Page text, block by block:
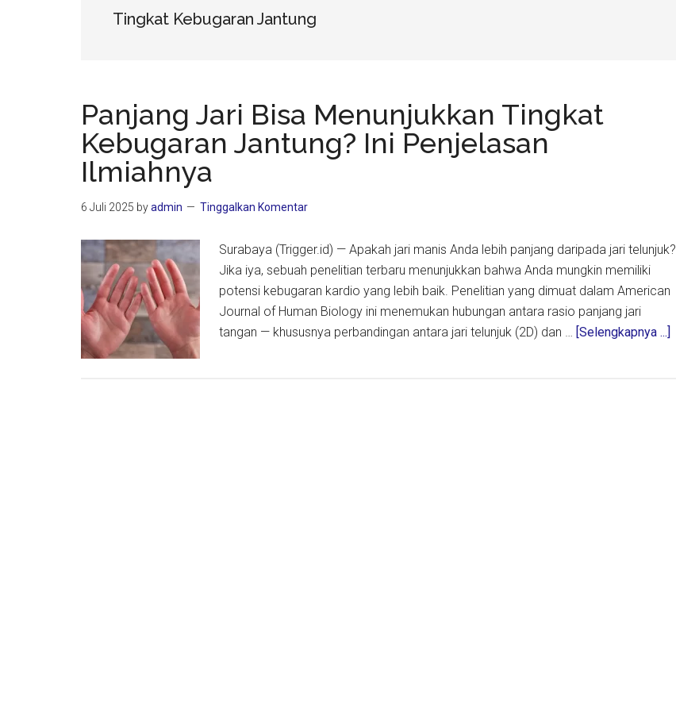
Tingkat Kebugaran Jantung
Panjang Jari Bisa Menunjukkan Tingkat
Kebugaran Jantung? Ini Penjelasan
Ilmiahnya
6 Juli 2025 byadmin Tinggalkan Komentar
Surabaya (Trigger.id) — Apakah jari manis Anda lebih panjang daripada jari telunjuk?
Jika iya, sebuah penelitian terbaru menunjukkan bahwa Anda mungkin memiliki
potensi kebugaran kardio yang lebih baik. Penelitian yang dimuat dalam American
Journal of Human Biology ini menemukan hubungan antara rasio panjang jari
tangan — khususnya perbandingan antara jari telunjuk (2D) dan … [Selengkapnya ...]